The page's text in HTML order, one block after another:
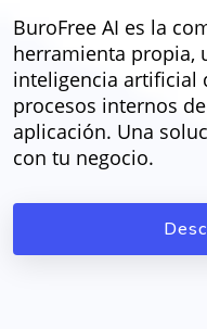
BuroFree AI es la
herramienta propia,
inteligencia artificial
procesos internos
aplicación. Una
con tu negocio.